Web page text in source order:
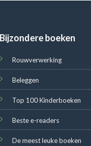
Bijzondere boeken
Rouwverwerking
Beleggen
Top 100 Kinderboeken
Beste e-readers
De meest leuke boeken